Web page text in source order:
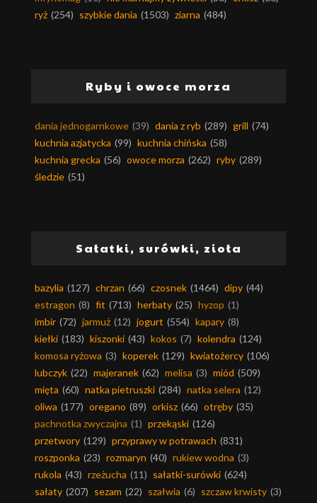
ryż (254) szybkie dania (1503) ziarna (484)
Ryby i owoce morza
dania jednogarnkowe (39) dania z ryb (289) grill (74)
kuchnia azjatycka (99) kuchnia chińska (58)
kuchnia grecka (56) owoce morza (262) ryby (289)
śledzie (51)
Sałatki, surówki, zioła
bazylia (127) chrzan (66) czosnek (1464) dipy (44)
estragon (8) fit (713) herbaty (25) hyzop (1)
imbir (72) jarmuż (12) jogurt (554) kapary (8)
kiełki (183) kiszonki (43) kokos (7) kolendra (124)
komosa ryżowa (3) koperek (129) kwiatożercy (106)
lubczyk (22) majeranek (62) melisa (3) miód (509)
mięta (60) natka pietruszki (284) natka selera (12)
oliwa (177) oregano (89) orkisz (66) otręby (35)
pachnotka zwyczajna (1) przekąski (126)
przetwory (129) przyprawy w potrawach (831)
roszponka (23) rozmaryn (40) rukiew wodna (3)
rukola (43) rzeżucha (11) sałatki-surówki (624)
sałaty (207) sezam (22) szałwia (6) szczaw krwisty (3)